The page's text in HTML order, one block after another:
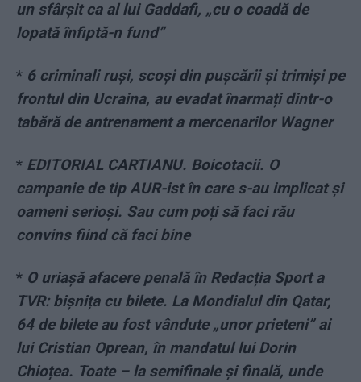
un sfârșit ca al lui Gaddafi, „cu o coadă de
lopată înfiptă-n fund”
* 6 criminali ruși, scoși din pușcării și trimiși pe
frontul din Ucraina, au evadat înarmați dintr-o
tabără de antrenament a mercenarilor Wagner
* EDITORIAL CARTIANU. Boicotacii. O
campanie de tip AUR-ist în care s-au implicat și
oameni serioși. Sau cum poți să faci rău
convins fiind că faci bine
* O uriașă afacere penală în Redacția Sport a
TVR: bișnița cu bilete. La Mondialul din Qatar,
64 de bilete au fost vândute „unor prieteni” ai
lui Cristian Oprean, în mandatul lui Dorin
Chioțea. Toate – la semifinale și finală, unde